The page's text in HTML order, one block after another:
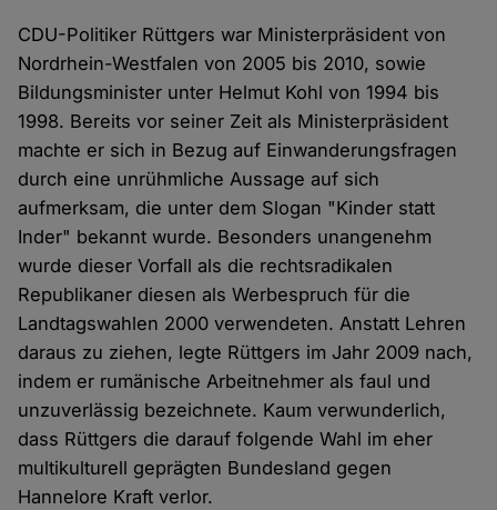
CDU-Politiker Rüttgers war Ministerpräsident von
Nordrhein-Westfalen von 2005 bis 2010, sowie
Bildungsminister unter Helmut Kohl von 1994 bis
1998. Bereits vor seiner Zeit als Ministerpräsident
machte er sich in Bezug auf Einwanderungsfragen
durch eine unrühmliche Aussage auf sich
aufmerksam, die unter dem Slogan "Kinder statt
Inder" bekannt wurde. Besonders unangenehm
wurde dieser Vorfall als die rechtsradikalen
Republikaner diesen als Werbespruch für die
Landtagswahlen 2000 verwendeten. Anstatt Lehren
daraus zu ziehen, legte Rüttgers im Jahr 2009 nach,
indem er rumänische Arbeitnehmer als faul und
unzuverlässig bezeichnete. Kaum verwunderlich,
dass Rüttgers die darauf folgende Wahl im eher
multikulturell geprägten Bundesland gegen
Hannelore Kraft verlor.